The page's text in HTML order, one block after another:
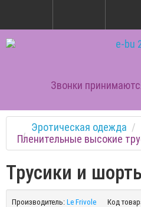
Звонки
Эротическая одежда
Пленительные высокие
Трусики и
Производитель: Le Frivole Код